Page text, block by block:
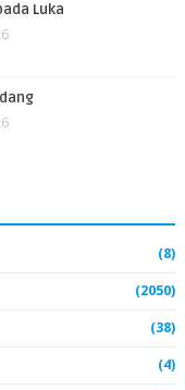
Luka
(8)
(2050)
(38)
(4)